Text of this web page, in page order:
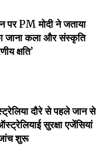
पर PM मोदी ने जताया
जाना कला और संस्कृति
क्षति’
दौरे से पहले जान से
सुरक्षा एजेंसियां
शुरू